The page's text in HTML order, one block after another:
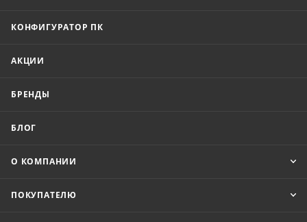
КОНФИГУРАТОР ПК
АКЦИИ
БРЕНДЫ
БЛОГ
О КОМПАНИИ
ПОКУПАТЕЛЮ